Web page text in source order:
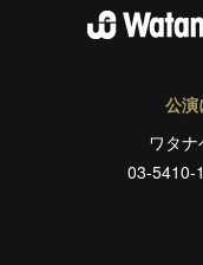
公演
ワタ
03-5410-